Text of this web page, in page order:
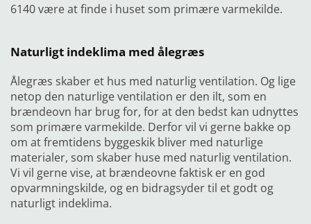
6140 være at finde i huset som primære varmekilde.
Naturligt indeklima med ålegræs
Ålegræs skaber et hus med naturlig ventilation. Og lige
netop den naturlige ventilation er den ilt, som en
brændeovn har brug for, for at den bedst kan udnyttes
som primære varmekilde. Derfor vil vi gerne bakke op
om at fremtidens byggeskik bliver med naturlige
materialer, som skaber huse med naturlig ventilation.
Vi vil gerne vise, at brændeovne faktisk er en god
opvarmningskilde, og en bidragsyder til et godt og
naturligt indeklima.